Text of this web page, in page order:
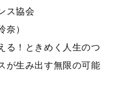
ス協会
）
る！ときめく人生のつ
が生み出す無限の可能